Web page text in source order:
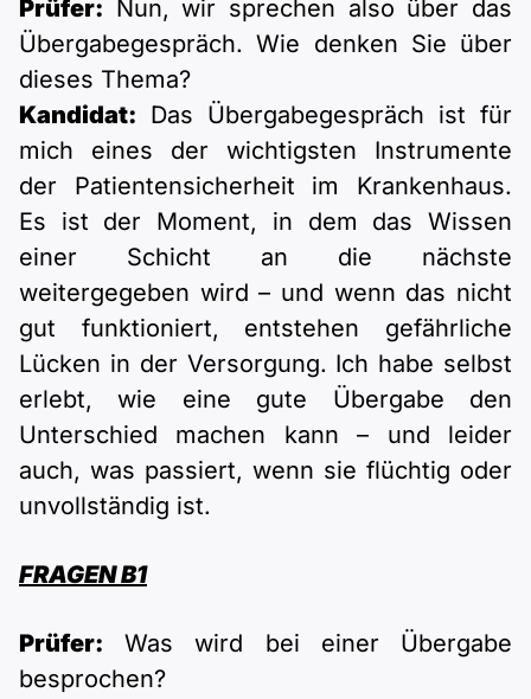
Prüfer: Nun, wir sprechen also über das
Übergabegespräch. Wie denken Sie über
dieses Thema?
Kandidat: Das Übergabegespräch ist für
mich eines der wichtigsten Instrumente
der Patientensicherheit im Krankenhaus.
Es ist der Moment, in dem das Wissen
einer Schicht an die nächste
weitergegeben wird – und wenn das nicht
gut funktioniert, entstehen gefährliche
Lücken in der Versorgung. Ich habe selbst
erlebt, wie eine gute Übergabe den
Unterschied machen kann – und leider
auch, was passiert, wenn sie flüchtig oder
unvollständig ist.
FRAGEN B1
Prüfer: Was wird bei einer Übergabe
besprochen?